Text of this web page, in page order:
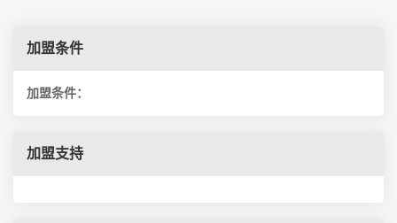
加盟条件
加盟条件：
加盟支持